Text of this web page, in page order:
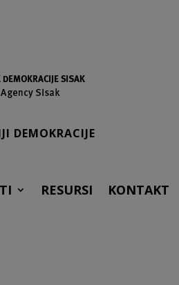
DEMOKRACIJE
RESURSI KONTAKT